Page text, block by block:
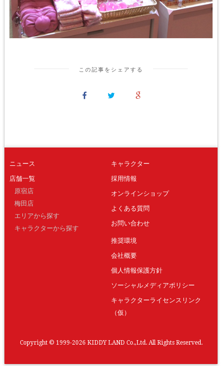
この記事をシェアする
ニュース
店舗一覧
原宿店
梅田店
エリアから探す
キャラクターから探す
キャラクター
採用情報
オンラインショップ
よくある質問
お問い合わせ
推奨環境
会社概要
個人情報保護方針
ソーシャルメディアポリシー
キャラクターライセンスリンク
（仮）
Copyright © 1999-2026 KIDDY LAND Co.,Ltd. All Rights Reserved.